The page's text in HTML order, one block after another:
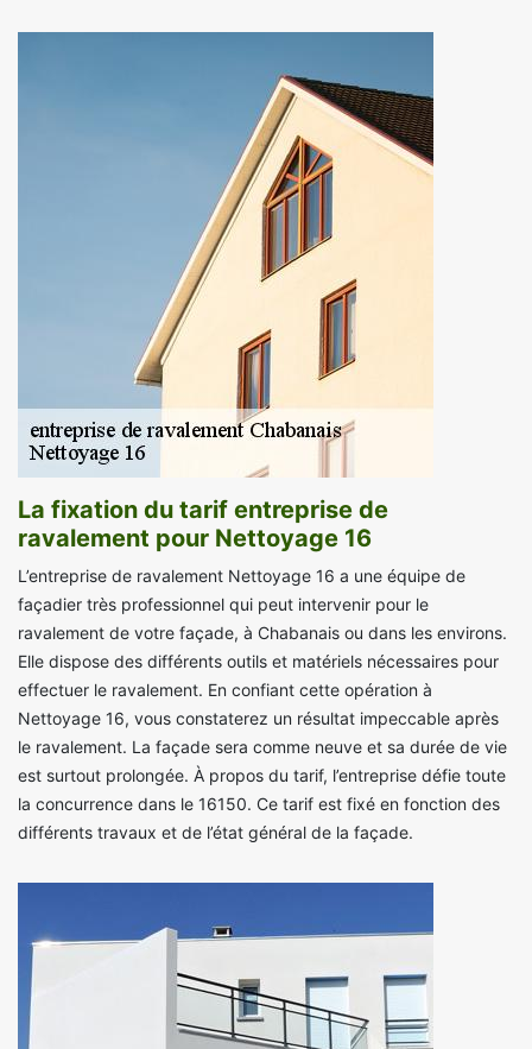
La fixation du tarif entreprise de
ravalement pour Nettoyage 16
L’entreprise de ravalement Nettoyage 16 a une équipe de
façadier très professionnel qui peut intervenir pour le
ravalement de votre façade, à Chabanais ou dans les environs.
Elle dispose des différents outils et matériels nécessaires pour
effectuer le ravalement. En confiant cette opération à
Nettoyage 16, vous constaterez un résultat impeccable après
le ravalement. La façade sera comme neuve et sa durée de vie
est surtout prolongée. À propos du tarif, l’entreprise défie toute
la concurrence dans le 16150. Ce tarif est fixé en fonction des
différents travaux et de l’état général de la façade.